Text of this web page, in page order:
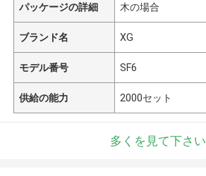
パッケージの詳細 木の場合
ブランド名 XG
モデル番号 SF6
供給の能力 2000セット
多くを見て下さい